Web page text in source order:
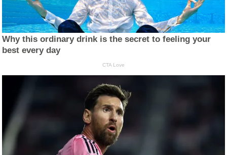
Why this ordinary drink is the secret to feeling your
best every day
CTA Love